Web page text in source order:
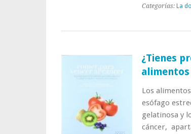
Categorías: La
¿Tienes
Los
esófago
gelatinosa y
cáncer,